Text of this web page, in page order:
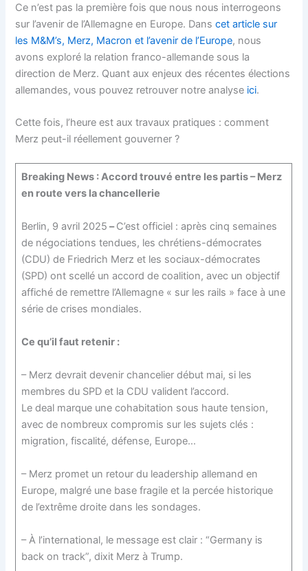
Ce n’est pas la première fois que nous nous interrogeons
sur l’avenir de l’Allemagne en Europe. Danscet article sur
les M&M’s, Merz, Macron et l’avenir de l’Europe, nous
avons exploré la relation franco-allemande sous la
direction de Merz. Quant aux enjeux des récentes élections
allemandes, vous pouvez retrouver notre analyse ici.
Cette fois, l’heure est aux travaux pratiques : comment
Merz peut-il réellement gouverner ?
Breaking News : Accord trouvé entre les partis – Merz
en route vers la chancellerie
Berlin, 9 avril 2025 –C’est officiel : après cinq semaines
de négociations tendues, les chrétiens-démocrates
(CDU) de Friedrich Merz et les sociaux-démocrates
(SPD) ont scellé un accord de coalition, avec un objectif
affiché de remettre l’Allemagne « sur les rails » face à une
série de crises mondiales.
Ce qu’il faut retenir :
– Merz devrait devenir chancelier début mai, si les
membres du SPD et la CDU valident l’accord.
Le deal marque une cohabitation sous haute tension,
avec de nombreux compromis sur les sujets clés :
migration, fiscalité, défense, Europe…
– Merz promet un retour du leadership allemand en
Europe, malgré une base fragile et la percée historique
de l’extrême droite dans les sondages.
– À l’international, le message est clair : “Germany is
back on track”, dixit Merz à Trump.